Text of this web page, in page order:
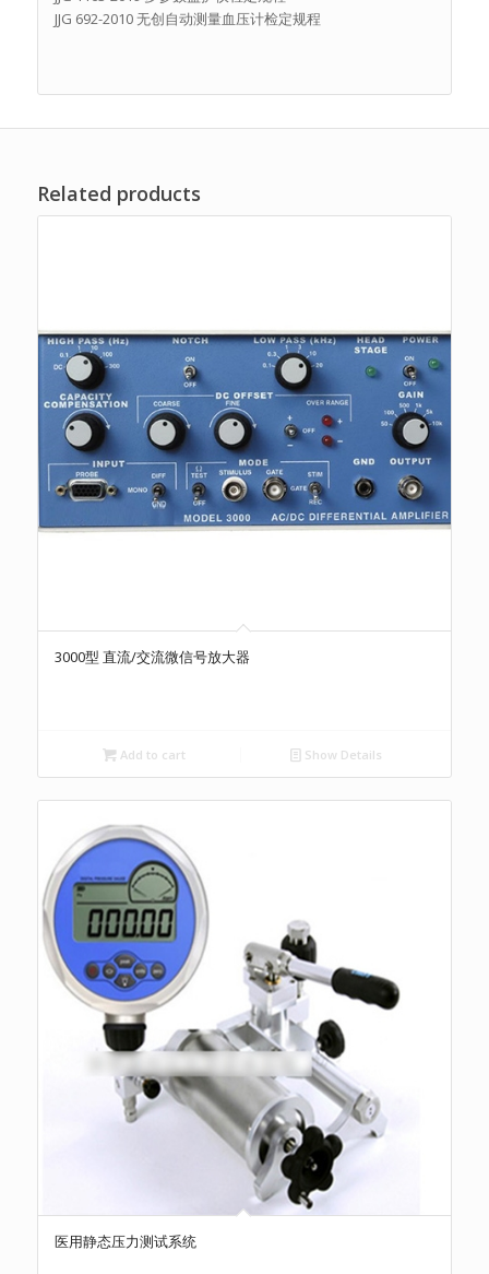
JJG 692-2010 无创自动测量血压计检定规程
Related products
3000型 直流/交流微信号放大器
Add to cart Show Details
医用静态压力测试系统